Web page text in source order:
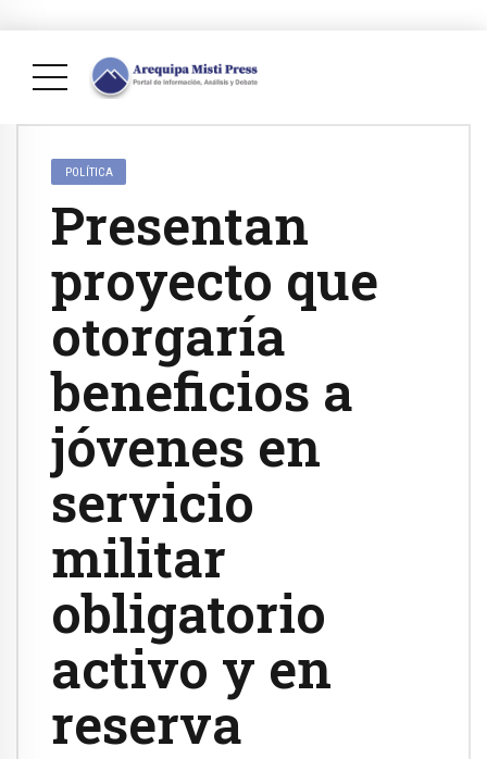
POLÍTICA
Presentan
proyecto que
otorgaría
beneficios a
jóvenes en
servicio
militar
obligatorio
activo y en
reserva